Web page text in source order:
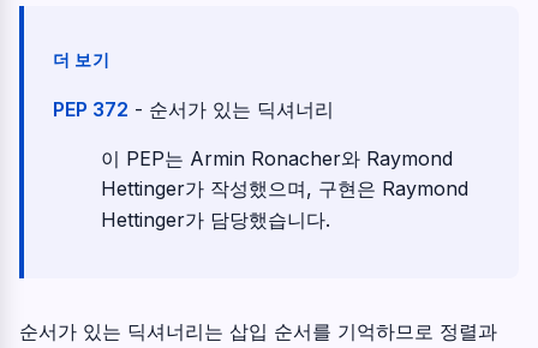
더 보기
PEP 372 - 순서가 있는 딕셔너리
이 PEP는 Armin Ronacher와 Raymond
Hettinger가 작성했으며, 구현은 Raymond
Hettinger가 담당했습니다.
순서가 있는 딕셔너리는 삽입 순서를 기억하므로 정렬과